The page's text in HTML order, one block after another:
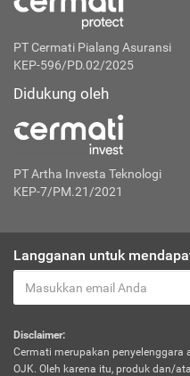
PT Cermati Pialang Asuransi
KEP-596/PD.02/2025
Didukung oleh
PT Artha Investa Teknologi
KEP-7/PM.21/2021
Langganan untuk
Disclaimer:
Cermati merupakan penyelenggara
OJK. Oleh karena itu, produk dan/